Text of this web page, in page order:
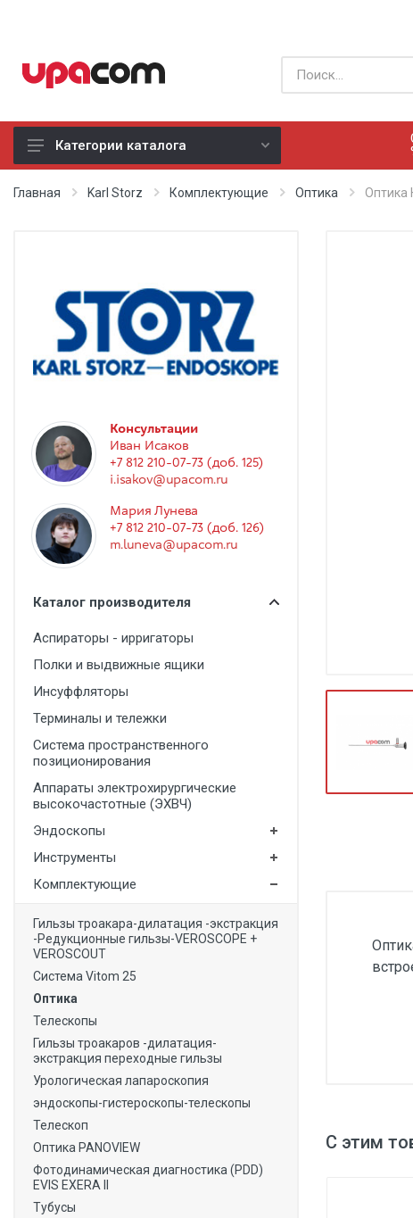
Б/У оборудование
Реанимация
Неонатология
Хирургия
Эндоскопия
Функциональная диагностика
Урология
Дезинфекция и стерилизация
Расходные материалы
Оториноларингология
Вспомогательное оборудование
Ветеринария
Стоматологическое оборудование
Лабораторное оборудование
Оборудование для скорой помощи
Медицинские мониторы
Ортопедические товары
Категории каталога
Главная Karl Storz Комплектующие Оптика Оптика
Консультации
Иван Исаков
+7 812 210-07-73 (доб. 125)
i.isakov@upacom.ru
Мария Лунева
+7 812 210-07-73 (доб. 126)
m.luneva@upacom.ru
Каталог производителя
Аспираторы - ирригаторы
Полки и выдвижные ящики
Инсуффляторы
Терминалы и тележки
Система пространственного
позиционирования
Аппараты электрохирургические
высокочастотные (ЭХВЧ)
Эндоскопы
Инструменты
Комплектующие
Гильзы троакара-дилатация -экстракция
-Редукционные гильзы-VEROSCOPE +
VEROSCOUT
Система Vitom 25
Оптика
Телескопы
Гильзы троакаров -дилатация-
экстракция переходные гильзы
Урологическая лапароскопия
эндоскопы-гистероскопы-телескопы
Телескоп
Оптика PANOVIEW
Фотодинамическая диагностика (PDD)
EVIS EXERA II
Тубусы
С этим